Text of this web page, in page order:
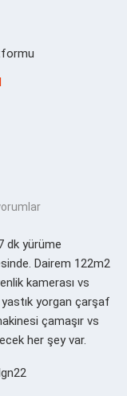
dk yürüme
Dairem 122m2
kamerası vs
yorgan çarşaf
çamaşır vs
her şey var.